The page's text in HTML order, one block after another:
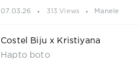
07.03.26 313 Views Manele
Costel Biju x Kristiyana
Hapto boto